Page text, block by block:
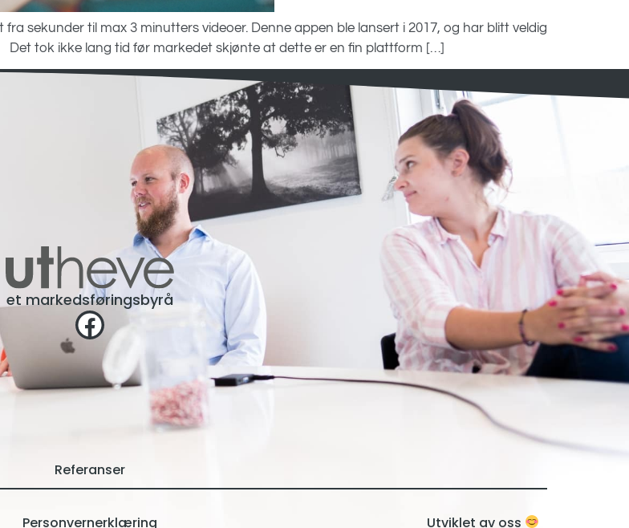
sekunder til max 3 minutters videoer. Denne appen ble lansert i 2017, og har blitt veldig
Det tok ikke lang tid før markedet skjønte at dette er en fin plattform […]
et markedsføringsbyrå
Referanser
Personvernerklæring Utviklet av oss